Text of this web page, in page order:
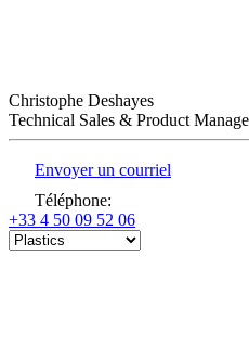
Christophe Deshayes
Technical Sales & Product
Envoyer un courriel
Téléphone:
+33 4 50 09 52 06